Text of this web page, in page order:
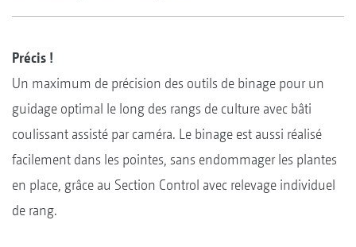
Précis !
Un maximum de précision des outils de binage pour un
guidage optimal le long des rangs de culture avec bâti
coulissant assisté par caméra. Le binage est aussi réalisé
facilement dans les pointes, sans endommager les plantes
en place, grâce au Section Control avec relevage individuel
de rang.